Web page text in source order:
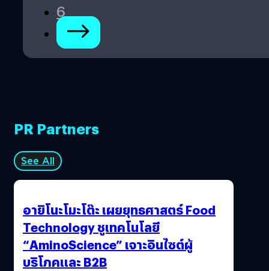
6
PR Partners
See All
อายิโนะโมะโต๊ะ เผยยุทธศาสตร์ Food
Technology ชูเทคโนโลยี
“AminoScience” เจาะอินไซต์ผู้
บริโภคและ B2B